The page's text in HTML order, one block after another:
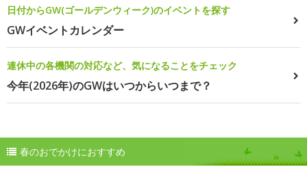
日付からGW(ゴールデンウィーク)のイベントを探す
GWイベントカレンダー
連休中の各機関の対応など、気になることをチェック
今年(2026年)のGWはいつからいつまで？
春のおでかけにおすすめ